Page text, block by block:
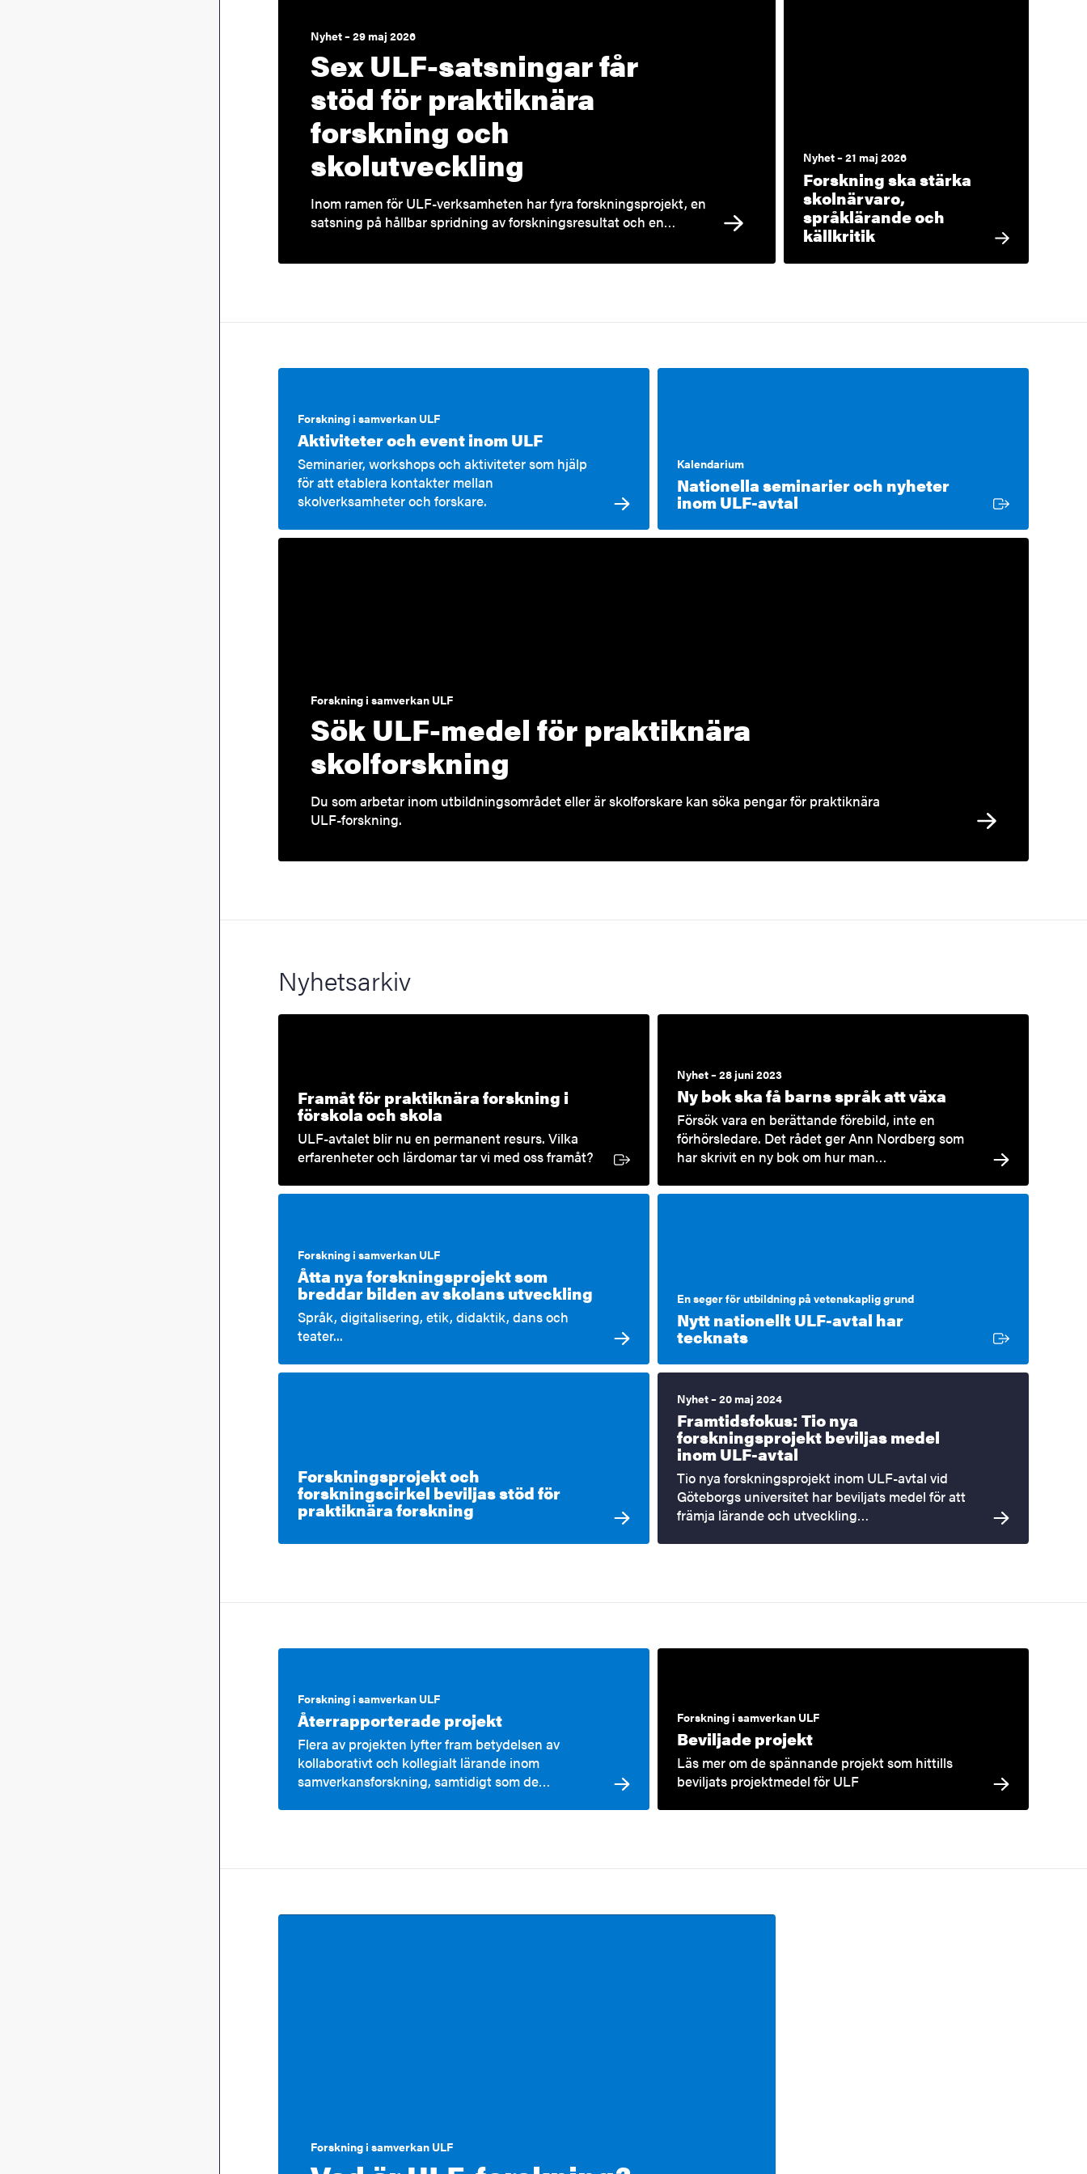
Nyhet – 29 maj 2026
Sex ULF-satsningar får
stöd för praktiknära
forskning och
skolutveckling
Inom ramen för ULF-verksamheten har fyra forskningsprojekt, en
satsning på hållbar spridning av forskningsresultat och en…
Nyhet – 21 maj 2026
Forskning ska stärka
skolnärvaro,
språklärande och
källkritik
Forskning i samverkan ULF
Aktiviteter och event inom ULF
Seminarier, workshops och aktiviteter som hjälp
för att etablera kontakter mellan
skolverksamheter och forskare.
Kalendarium
Nationella seminarier och nyheter
inom ULF-avtal
Forskning i samverkan ULF
Sök ULF-medel för praktiknära
skolforskning
Du som arbetar inom utbildningsområdet eller är skolforskare kan söka pengar för praktiknära
ULF-forskning.
Nyhetsarkiv
Framåt för praktiknära forskning i
förskola och skola
ULF-avtalet blir nu en permanent resurs. Vilka
erfarenheter och lärdomar tar vi med oss framåt?
Forskning i samverkan ULF
Åtta nya forskningsprojekt som
breddar bilden av skolans utveckling
Språk, digitalisering, etik, didaktik, dans och
teater...
Forskningsprojekt och
forskningscirkel beviljas stöd för
praktiknära forskning
Nyhet – 28 juni 2023
Ny bok ska få barns språk att växa
Försök vara en berättande förebild, inte en
förhörsledare. Det rådet ger Ann Nordberg som
har skrivit en ny bok om hur man…
En seger för utbildning på vetenskaplig grund
Nytt nationellt ULF-avtal har
tecknatsExtern länk
Nyhet – 20 maj 2024
Framtidsfokus: Tio nya
forskningsprojekt beviljas medel
inom ULF-avtal
Tio nya forskningsprojekt inom ULF-avtal vid
Göteborgs universitet har beviljats medel för att
främja lärande och utveckling…
Forskning i samverkan ULF
Återrapporterade projekt
Flera av projekten lyfter fram betydelsen av
kollaborativt och kollegialt lärande inom
samverkansforskning, samtidigt som de…
Forskning i samverkan ULF
Beviljade projekt
Läs mer om de spännande projekt som hittills
beviljats projektmedel för ULF
Forskning i samverkan ULF